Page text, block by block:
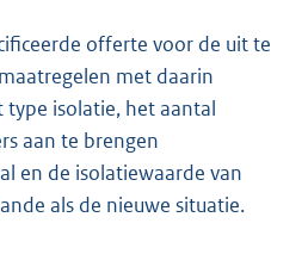
offerte voor de uit te
met daarin
type isolatie, het aantal
aan te brengen
en de isolatiewaarde van
als de nieuwe situatie.